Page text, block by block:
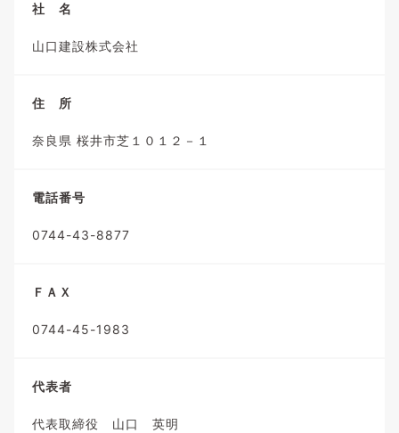
社 名
山口建設株式会社
住 所
奈良県 桜井市芝１０１２－１
電話番号
0744-43-8877
ＦＡＸ
0744-45-1983
代表者
代表取締役 山口 英明